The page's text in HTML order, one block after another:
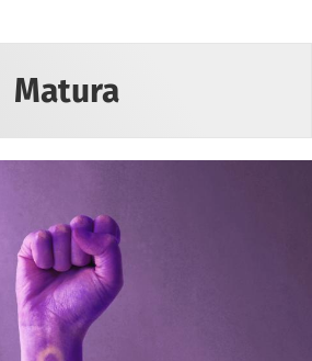
Matura